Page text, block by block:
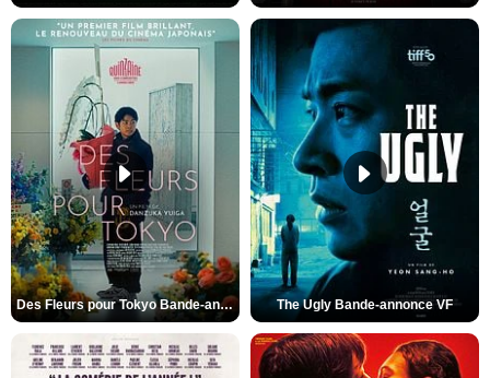
Des Fleurs pour Tokyo Bande-annonce VO STFR The Ugly Bande-annonce VF